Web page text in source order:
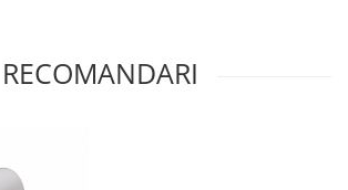
RECOMANDARI